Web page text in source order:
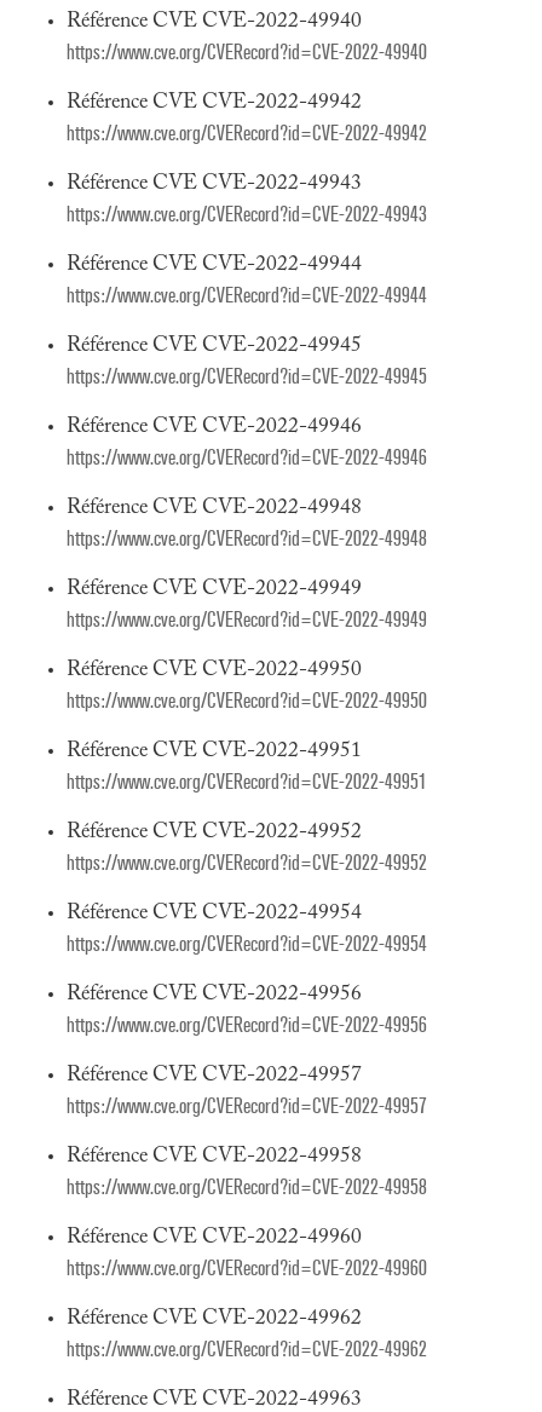
Référence CVE CVE-2022-49940
https://www.cve.org/CVERecord?id=CVE-2022-49940
Référence CVE CVE-2022-49942
https://www.cve.org/CVERecord?id=CVE-2022-49942
Référence CVE CVE-2022-49943
https://www.cve.org/CVERecord?id=CVE-2022-49943
Référence CVE CVE-2022-49944
https://www.cve.org/CVERecord?id=CVE-2022-49944
Référence CVE CVE-2022-49945
https://www.cve.org/CVERecord?id=CVE-2022-49945
Référence CVE CVE-2022-49946
https://www.cve.org/CVERecord?id=CVE-2022-49946
Référence CVE CVE-2022-49948
https://www.cve.org/CVERecord?id=CVE-2022-49948
Référence CVE CVE-2022-49949
https://www.cve.org/CVERecord?id=CVE-2022-49949
Référence CVE CVE-2022-49950
https://www.cve.org/CVERecord?id=CVE-2022-49950
Référence CVE CVE-2022-49951
https://www.cve.org/CVERecord?id=CVE-2022-49951
Référence CVE CVE-2022-49952
https://www.cve.org/CVERecord?id=CVE-2022-49952
Référence CVE CVE-2022-49954
https://www.cve.org/CVERecord?id=CVE-2022-49954
Référence CVE CVE-2022-49956
https://www.cve.org/CVERecord?id=CVE-2022-49956
Référence CVE CVE-2022-49957
https://www.cve.org/CVERecord?id=CVE-2022-49957
Référence CVE CVE-2022-49958
https://www.cve.org/CVERecord?id=CVE-2022-49958
Référence CVE CVE-2022-49960
https://www.cve.org/CVERecord?id=CVE-2022-49960
Référence CVE CVE-2022-49962
https://www.cve.org/CVERecord?id=CVE-2022-49962
Référence CVE CVE-2022-49963